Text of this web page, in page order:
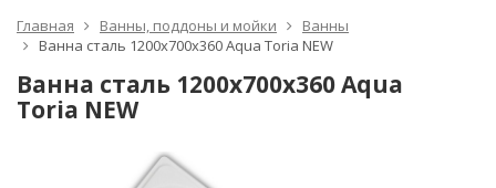
Главная Ванны, поддоны и мойки
Ванны
Ванна сталь 1200х700х360 Aqua Toria NEW
Ванна сталь 1200х700х360 Aqua
Toria NEW